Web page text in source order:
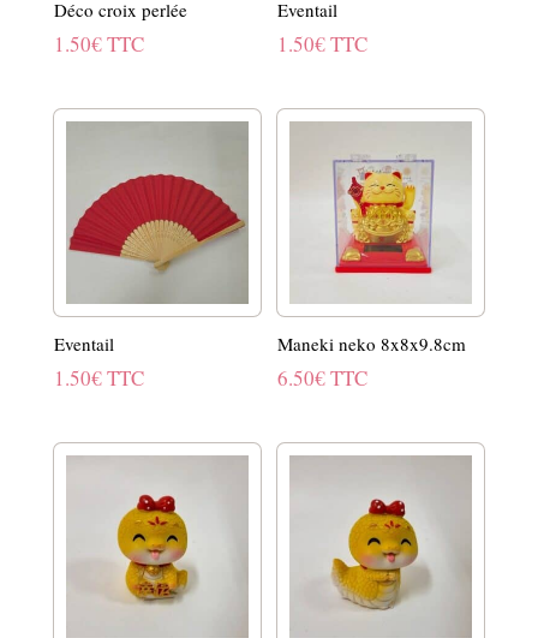
Déco croix perlée
1.50€TTC
Eventail
1.50€TTC
Eventail
1.50€TTC
Maneki neko 8x8x9.8cm
6.50€TTC